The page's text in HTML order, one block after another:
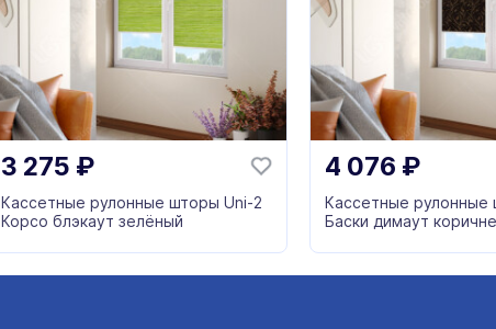
3 275 ₽
Кассетные рулонные шторы Uni-2
Корсо блэкаут зелёный
4 076 ₽
Кассетные рулонные
Баски димаут